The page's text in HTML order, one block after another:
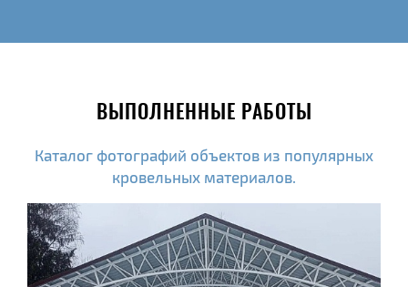
ВЫПОЛНЕННЫЕ РАБОТЫ
Каталог фотографий объектов из популярных
кровельных материалов.